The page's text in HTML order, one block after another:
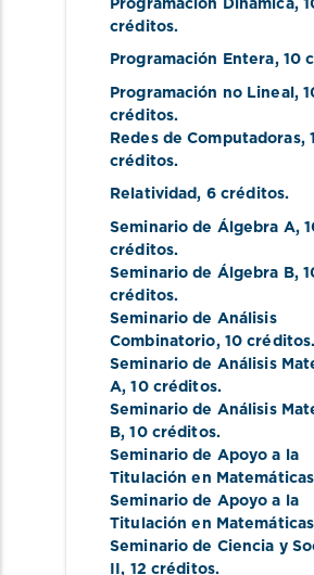
Programación Dinámica,
créditos.
Programación Entera, 10
Programación no Lineal ,
créditos.
Redes de Computadoras,
créditos.
Relatividad, 6 créditos.
Seminario de Álgebra A,
créditos.
Seminario de Álgebra B,
créditos.
Seminario de Análisis
Combinatorio, 10 créditos.
Seminario de Análisis
A, 10 créditos.
Seminario de Análisis
B, 10 créditos.
Seminario de Apoyo a la
Titulación en
Seminario de Apoyo a la
Titulación en
Seminario de Ciencia y
II, 12 créditos.